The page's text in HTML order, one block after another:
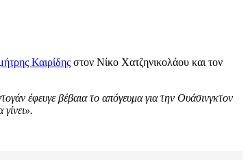
Καιρίδης στον Νίκο Χατζηνικολάου και τον
έφευγε βέβαια το απόγευμα για την Ουάσινγκτον